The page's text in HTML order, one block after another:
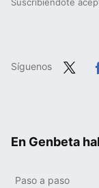
Suscribiéndote
Síguenos
En Genbeta
Paso a paso